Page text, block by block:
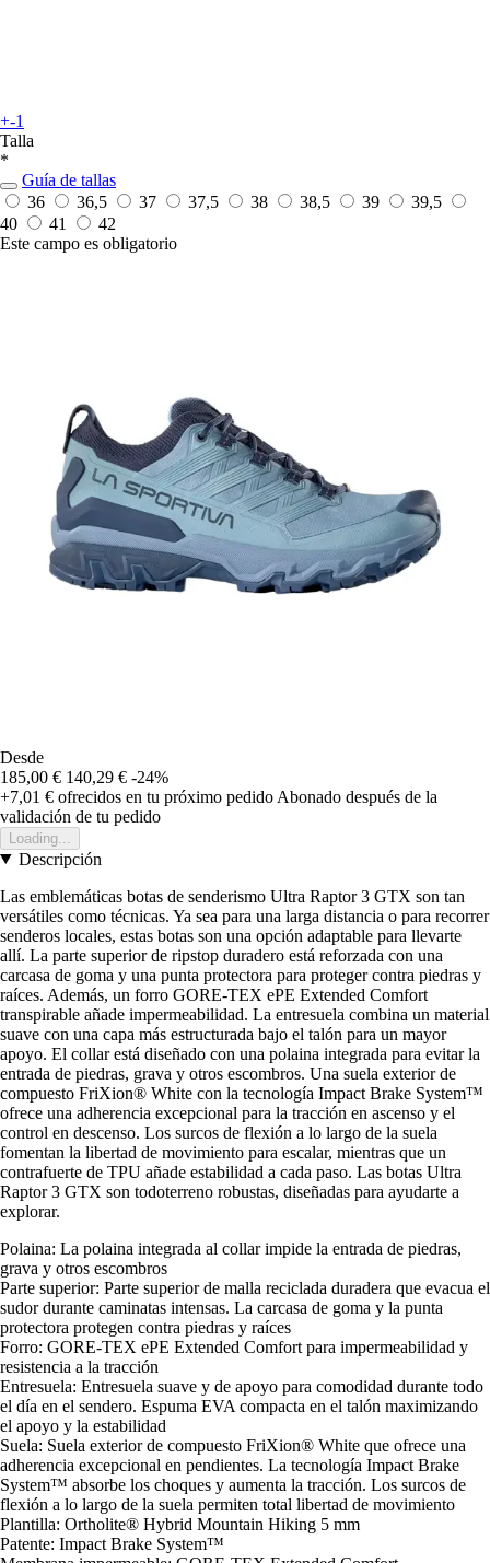
+-1
Talla
*
Guía de tallas
36
36,5 37 37,5 38 38,5 39
39,5
40
41
42
Este campo es obligatorio
Desde
185,00 € 140,29 € -24%
+7,01 € ofrecidos en tu próximo pedido Abonado después de la
validación de tu pedido
Loading...
Descripción
Las emblemáticas botas de senderismo Ultra Raptor 3 GTX son tan
versátiles como técnicas. Ya sea para una larga distancia o para recorrer
senderos locales, estas botas son una opción adaptable para llevarte
allí. La parte superior de ripstop duradero está reforzada con una
carcasa de goma y una punta protectora para proteger contra piedras y
raíces. Además, un forro GORE-TEX ePE Extended Comfort
transpirable añade impermeabilidad. La entresuela combina un material
suave con una capa más estructurada bajo el talón para un mayor
apoyo. El collar está diseñado con una polaina integrada para evitar la
entrada de piedras, grava y otros escombros. Una suela exterior de
compuesto FriXion® White con la tecnología Impact Brake System™
ofrece una adherencia excepcional para la tracción en ascenso y el
control en descenso. Los surcos de flexión a lo largo de la suela
fomentan la libertad de movimiento para escalar, mientras que un
contrafuerte de TPU añade estabilidad a cada paso. Las botas Ultra
Raptor 3 GTX son todoterreno robustas, diseñadas para ayudarte a
explorar.
Polaina: La polaina integrada al collar impide la entrada de piedras,
grava y otros escombros
Parte superior: Parte superior de malla reciclada duradera que evacua el
sudor durante caminatas intensas. La carcasa de goma y la punta
protectora protegen contra piedras y raíces
Forro: GORE-TEX ePE Extended Comfort para impermeabilidad y
resistencia a la tracción
Entresuela: Entresuela suave y de apoyo para comodidad durante todo
el día en el sendero. Espuma EVA compacta en el talón maximizando
el apoyo y la estabilidad
Suela: Suela exterior de compuesto FriXion® White que ofrece una
adherencia excepcional en pendientes. La tecnología Impact Brake
System™ absorbe los choques y aumenta la tracción. Los surcos de
flexión a lo largo de la suela permiten total libertad de movimiento
Plantilla: Ortholite® Hybrid Mountain Hiking 5 mm
Patente: Impact Brake System™